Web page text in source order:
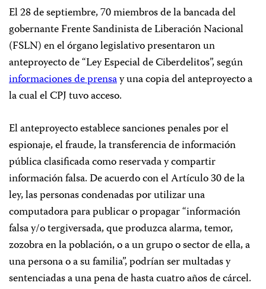
El 28 de septiembre, 70 miembros de la bancada del
gobernante Frente Sandinista de Liberación Nacional
(FSLN) en el órgano legislativo presentaron un
anteproyecto de “Ley Especial de Ciberdelitos”, según
informaciones de prensay una copia del anteproyecto a
la cual el CPJ tuvo acceso.
El anteproyecto establece sanciones penales por el
espionaje, el fraude, la transferencia de información
pública clasificada como reservada y compartir
información falsa. De acuerdo con el Artículo 30 de la
ley, las personas condenadas por utilizar una
computadora para publicar o propagar “información
falsa y/o tergiversada, que produzca alarma, temor,
zozobra en la población, o a un grupo o sector de ella, a
una persona o a su familia”, podrían ser multadas y
sentenciadas a una pena de hasta cuatro años de cárcel.